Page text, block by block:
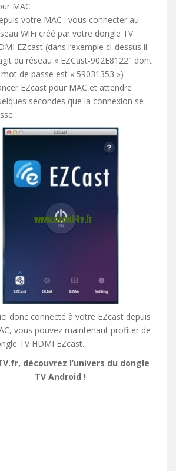
MAC
votre MAC : vous connecter au
WiFi créé par votre dongle TV
EZcast (dans l’exemple ci-dessus il
du réseau « EZCast-902E8122″ dont
de passe est « 59031353 »)
EZcast pour MAC et attendre
secondes que la connexion se
:
donc connecté à votre EZcast depuis
vous pouvez maintenant profiter de
TV HDMI EZcast.
découvrez l’univers du dongle
TV Android !